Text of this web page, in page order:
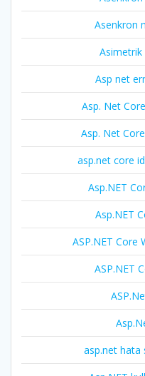
Asenkron
Asp net
Asp. Net
Asp. Net
asp.net core
Asp.NET
Asp.NET
ASP.NET Core
ASP.NET
asp.net hata